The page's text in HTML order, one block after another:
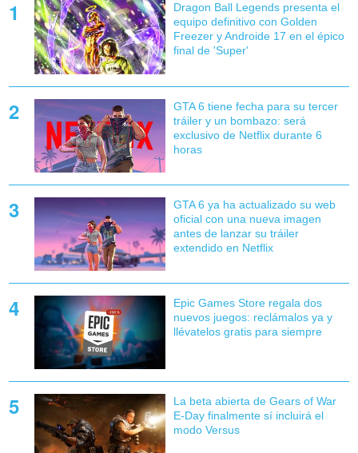
Dragon Ball Legends presenta el
equipo definitivo con Golden
Freezer y Androide 17 en el épico
final de 'Super'
GTA 6 tiene fecha para su tercer
tráiler y un bombazo: será
exclusivo de Netflix durante 6
horas
GTA 6 ya ha actualizado su web
oficial con una nueva imagen
antes de lanzar su tráiler
extendido en Netflix
Epic Games Store regala dos
nuevos juegos: reclámalos ya y
llévatelos gratis para siempre
La beta abierta de Gears of War
E-Day finalmente sí incluirá el
modo Versus